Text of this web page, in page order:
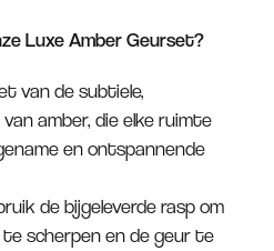
Luxe Amber Geurset?
van de subtiele,
amber, die elke ruimte
en ontspannende
de bijgeleverde rasp om
scherpen en de geur te